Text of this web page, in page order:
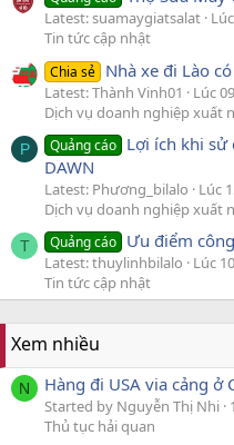
Latest: suamaygiatsalat
Tin tức cập nhật
Chia sẻ Nhà xe đi Lào
Latest: Thành Vinh01
Lúc
Dịch vụ doanh nghiệp xuất
P Quảng cáo Lợi ích khi
DAWN
Latest: Phương_bilalo
Lúc
Dịch vụ doanh nghiệp xuất
T Quảng cáo Ưu điểm
Latest: thuylinhbilalo
Lúc
Tin tức cập nhật
Xem nhiều
N Hàng đi USA via cảng ở
Started by Nguyễn Thị Nhi
Thủ tục hải quan